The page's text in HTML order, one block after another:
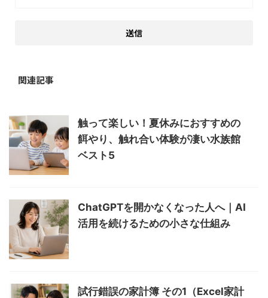
関連記事
触って楽しい！夏休みにおすすめの
餌やり、触れ合い体験が凄い水族館
ベスト5
ChatGPTを開かなくなった人へ｜AI
活用を続けるための小さな仕組み
試行錯誤の家計簿 その1（Excel家計